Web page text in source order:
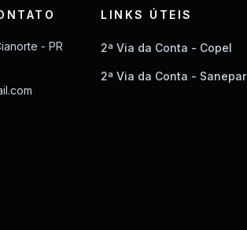
- PR
LINKS ÚTEIS
2ª Via da Conta - Copel
2ª Via da Conta - Sanepar